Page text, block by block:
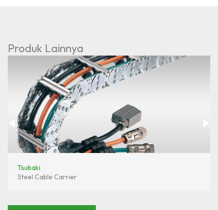
Produk Lainnya
Tsubaki
Steel Cable Carrier